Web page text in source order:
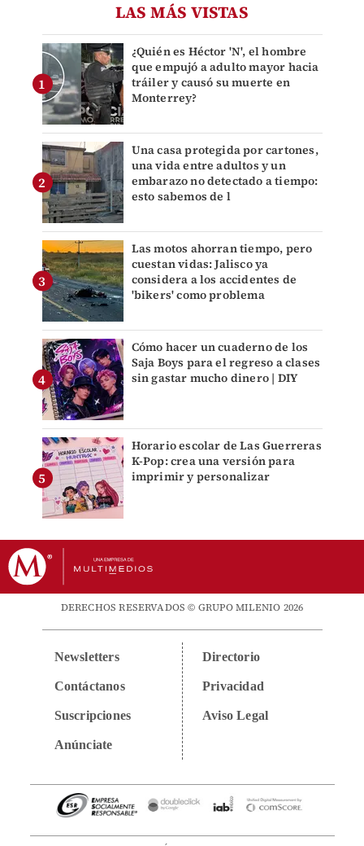
LAS MÁS VISTAS
¿Quién es Héctor 'N', el hombre
que empujó a adulto mayor hacia
tráiler y causó su muerte en
Monterrey?
Una casa protegida por cartones,
una vida entre adultos y un
embarazo no detectado a tiempo:
esto sabemos de l
Las motos ahorran tiempo, pero
cuestan vidas: Jalisco ya
considera a los accidentes de
'bikers' como problema
Cómo hacer un cuaderno de los
Saja Boys para el regreso a clases
sin gastar mucho dinero | DIY
Horario escolar de Las Guerreras
K-Pop: crea una versión para
imprimir y personalizar
DERECHOS RESERVADOS © GRUPO MILENIO 2026
Newsletters
Contáctanos
Suscripciones
Anúnciate
Directorio
Privacidad
Aviso Legal